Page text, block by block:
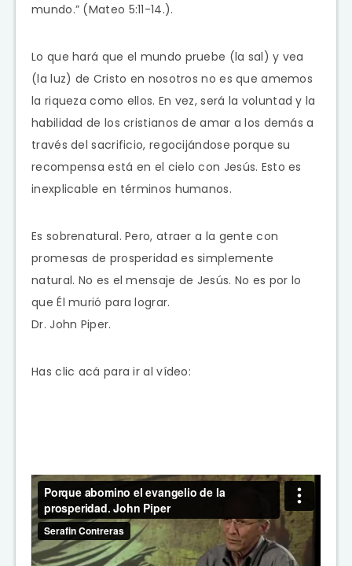
mundo.” (Mateo 5:11-14.).
Lo que hará que el mundo pruebe (la sal) y vea
(la luz) de Cristo en nosotros no es que amemos
la riqueza como ellos. En vez, será la voluntad y la
habilidad de los cristianos de amar a los demás a
través del sacrificio, regocijándose porque su
recompensa está en el cielo con Jesús. Esto es
inexplicable en términos humanos.
Es sobrenatural. Pero, atraer a la gente con
promesas de prosperidad es simplemente
natural. No es el mensaje de Jesús. No es por lo
que Él murió para lograr.
Dr. John Piper.
Has clic acá para ir al vídeo: